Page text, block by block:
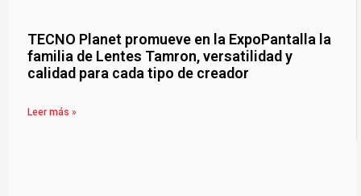
TECNO Planet promueve en la ExpoPantalla la
familia de Lentes Tamron, versatilidad y
calidad para cada tipo de creador
Leer más »